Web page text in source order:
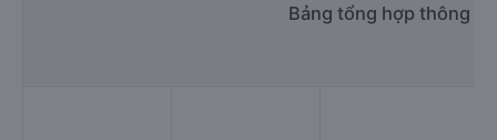
Bảng tổng hợp thông